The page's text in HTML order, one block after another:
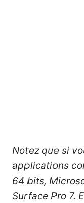
Notez que si
applications
64 bits,
Surface Pro 7.